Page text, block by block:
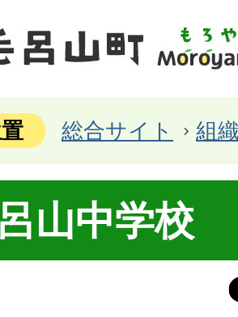
総合サイト 組
山中学校